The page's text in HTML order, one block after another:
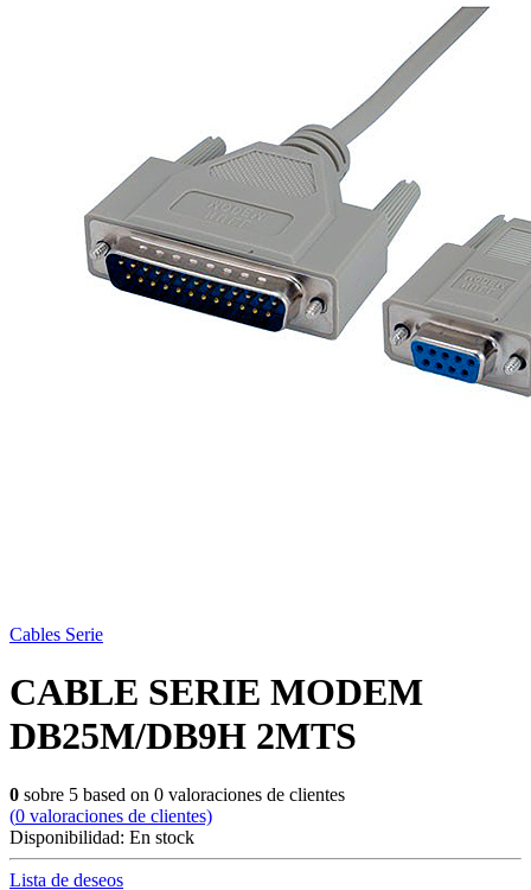
Cables Serie
CABLE SERIE MODEM
DB25M/DB9H 2MTS
0 sobre 5 based on 0 valoraciones de clientes
(0 valoraciones de clientes)
Disponibilidad: En stock
Lista de deseos